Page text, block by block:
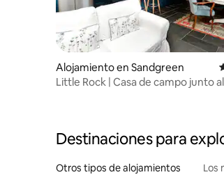
Alojamiento en Sandgreen
Little Rock | Casa de campo junto
Destinaciones para
Otros tipos de alojamientos Los